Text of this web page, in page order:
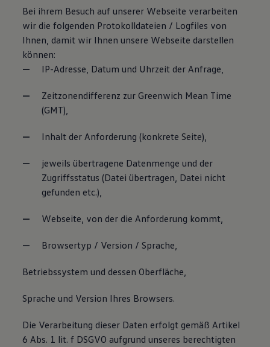
Bei ihrem Besuch auf unserer Webseite verarbeiten
wir die folgenden Protokolldateien / Logfiles von
Ihnen, damit wir Ihnen unsere Webseite darstellen
können:
IP-Adresse, Datum und Uhrzeit der Anfrage,
Zeitzonendifferenz zur Greenwich Mean Time
(GMT),
Inhalt der Anforderung (konkrete Seite),
jeweils übertragene Datenmenge und der
Zugriffsstatus (Datei übertragen, Datei nicht
gefunden etc.),
Webseite, von der die Anforderung kommt,
Browsertyp / Version / Sprache,
Betriebssystem und dessen Oberfläche,
Sprache und Version Ihres Browsers.
Die Verarbeitung dieser Daten erfolgt gemäß Artikel
6 Abs. 1 lit. f DSGVO aufgrund unseres berechtigten